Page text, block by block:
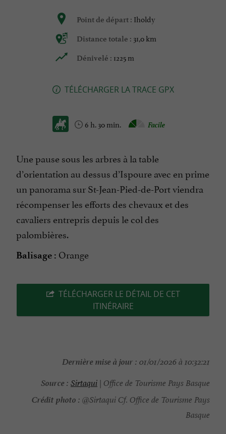
Point de départ : Iholdy
Distance totale : 31,0 km
Dénivelé : 1225 m
TÉLÉCHARGER LA TRACE GPX
6 h. 30 min. Facile
Une pause sous les arbres à la table
d’orientation au dessus d’Ispoure avec en prime
un panorama sur St-Jean-Pied-de-Port viendra
récompenser les efforts des chevaux et des
cavaliers entrepris depuis le col des
palombières.
Balisage : Orange
TÉLÉCHARGER LE DÉTAIL DE CET
ITINÉRAIRE
Dernière mise à jour : 01/01/2026 à 10:32:21
Source : Sirtaqui | Office de Tourisme Pays Basque
Crédit photo : @Sirtaqui Cf. Office de Tourisme Pays
Basque